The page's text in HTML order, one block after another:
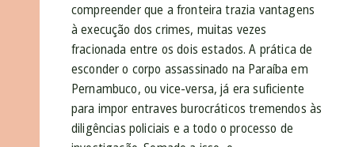
compreender que a fronteira trazia vantagens
à execução dos crimes, muitas vezes
fracionada entre os dois estados. A prática de
esconder o corpo assassinado na Paraíba em
Pernambuco, ou vice-versa, já era suficiente
para impor entraves burocráticos tremendos às
diligências policiais e a todo o processo de